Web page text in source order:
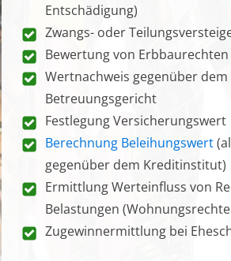
Entschädigung)
Zwangs- oder
Bewertung von Erbbaurechten
Wertnachweis gegenüber dem
Betreuungsgericht
Festlegung Versicherungswert
Berechnung Beleihungswert
gegenüber dem Kreditinstitut)
Ermittlung Werteinfluss von
Belastungen
Zugewinnermittlung bei